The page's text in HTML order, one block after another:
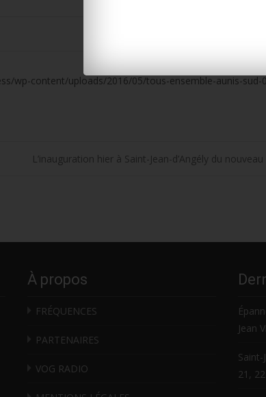
wp-content/uploads/2016/05/tous-ensemble-aunis-sud-
L’inauguration hier à Saint-Jean-d’Angély du
À propos
FRÉQUENCES
PARTENAIRES
VOG RADIO
Jean
21,